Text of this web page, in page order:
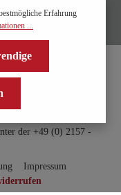
der +49 (0) 2157 -
Impressum
Erfahrung
...